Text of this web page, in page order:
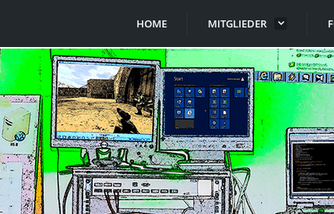
HOME MITGLIEDER